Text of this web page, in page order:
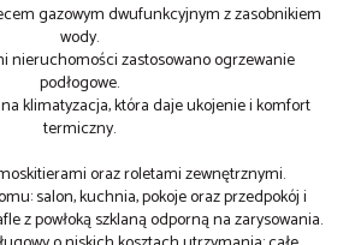
gazowym dwufunkcyjnym z zasobnikiem
wody.
nieruchomości zastosowano ogrzewanie
podłogowe.
klimatyzacja, która daje ukojenie i komfort
termiczny.
oraz roletami zewnętrznymi.
salon, kuchnia, pokoje oraz przedpokój i
z powłoką szklaną odporną na zarysowania.